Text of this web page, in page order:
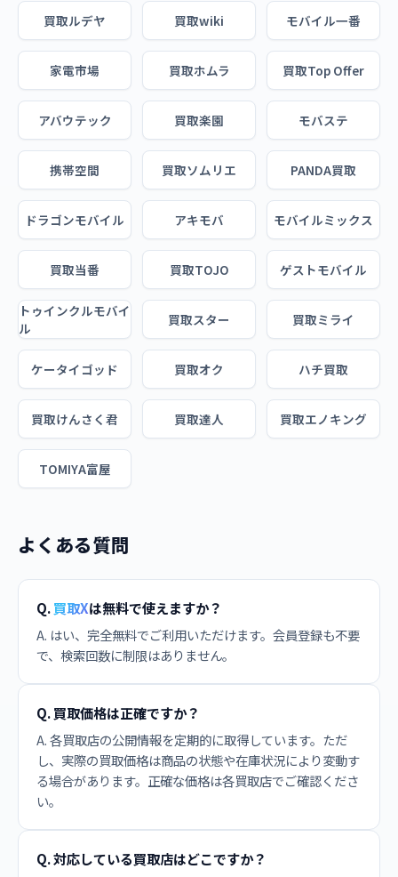
買取ルデヤ 買取wiki モバイル一番
家電市場 買取ホムラ 買取Top Offer
アバウテック 買取楽園 モバステ
携帯空間 買取ソムリエ PANDA買取
ドラゴンモバイル アキモバ モバイルミックス
買取当番 買取TOJO ゲストモバイル
トゥインクルモバイ
ル
買取スター 買取ミライ
ケータイゴッド 買取オク ハチ買取
買取けんさく君 買取達人 買取エノキング
TOMIYA富屋
よくある質問
Q.買取Xは無料で使えますか？
A. はい、完全無料でご利用いただけます。会員登録も不要
で、検索回数に制限はありません。
Q. 買取価格は正確ですか？
A. 各買取店の公開情報を定期的に取得しています。ただ
し、実際の買取価格は商品の状態や在庫状況により変動す
る場合があります。正確な価格は各買取店でご確認くださ
い。
Q. 対応している買取店はどこですか？